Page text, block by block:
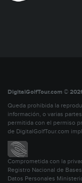
DigitalGolfTour.com ©
Queda prohibida la
información, o varias
permitida con el permiso
de DigitalGolfTour.com
Comprometida con la
Registro Nacional de
Datos Personales